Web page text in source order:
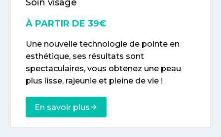
Soin visage
À PARTIR DE 39€
Une nouvelle technologie de pointe en
esthétique, ses résultats sont
spectaculaires, vous obtenez une peau
plus lisse, rajeunie et pleine de vie !
En savoir plus